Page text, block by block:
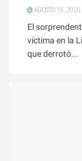
AGOSTO 15, 2020
El
víctima en la
que derrotó...